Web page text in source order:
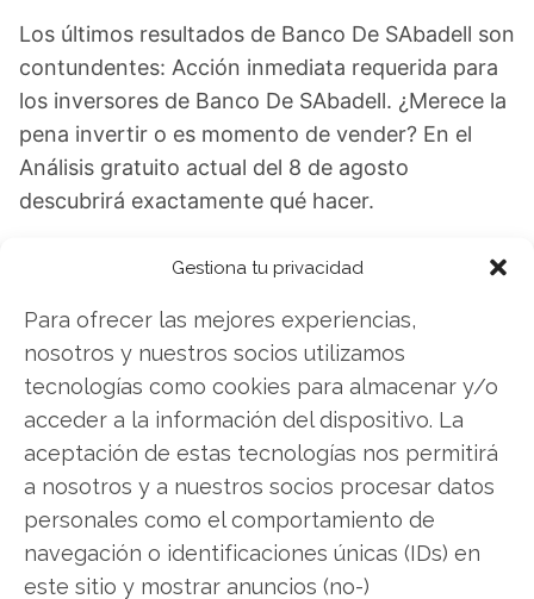
Gestiona tu privacidad
Para ofrecer las mejores experiencias,
nosotros y nuestros socios utilizamos
tecnologías como cookies para almacenar y/o
acceder a la información del dispositivo. La
aceptación de estas tecnologías nos permitirá
a nosotros y a nuestros socios procesar datos
personales como el comportamiento de
navegación o identificaciones únicas (IDs) en
este sitio y mostrar anuncios (no-)
Los últimos resultados de Banco De SAbadell son
contundentes: Acción inmediata requerida para
los inversores de Banco De SAbadell. ¿Merece la
pena invertir o es momento de vender? En el
Análisis gratuito actual del 8 de agosto
descubrirá exactamente qué hacer.
Banco De SAbadell: ¿Comprar o vender?
Banco De SAbadell
Compartir este artículo
Twitter